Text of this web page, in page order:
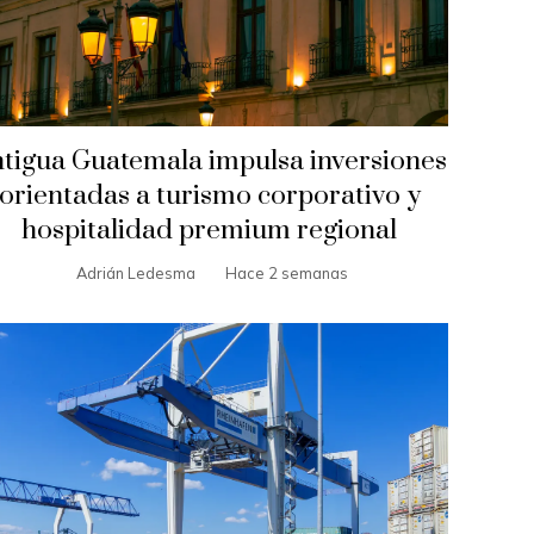
Guatemala impulsa inversiones
a turismo corporativo y
hospitalidad premium regional
Adrián Ledesma Hace 2 semanas